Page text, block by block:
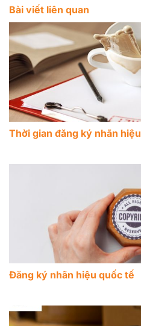
Bài viết liên quan
Thời gian đăng ký nhãn hiệu
Đăng ký nhãn hiệu quốc tế